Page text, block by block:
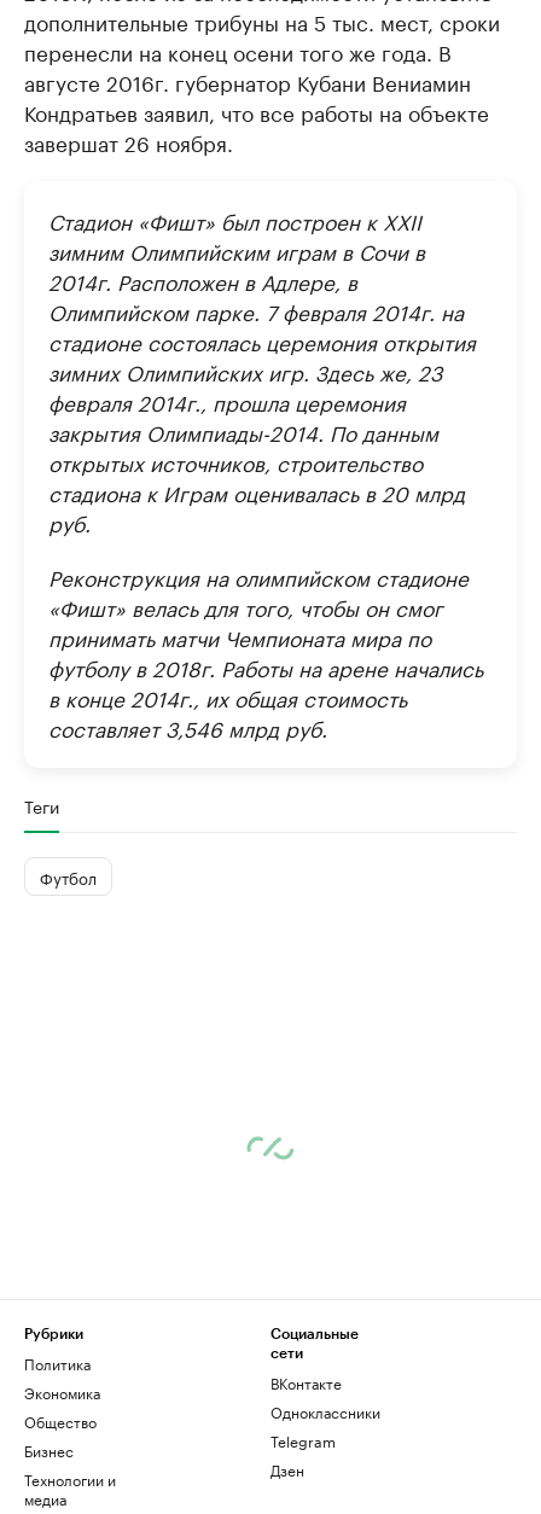
дополнительные трибуны на 5 тыс. мест, сроки
перенесли на конец осени того же года. В
августе 2016г. губернатор Кубани Вениамин
Кондратьев заявил, что все работы на объекте
завершат 26 ноября.
Стадион «Фишт» был построен к XXII
зимним Олимпийским играм в Сочи в
2014г. Расположен в Адлере, в
Олимпийском парке. 7 февраля 2014г. на
стадионе состоялась церемония открытия
зимних Олимпийских игр. Здесь же, 23
февраля 2014г., прошла церемония
закрытия Олимпиады-2014. По данным
открытых источников, строительство
стадиона к Играм оценивалась в 20 млрд
руб.
Реконструкция на олимпийском стадионе
«Фишт» велась для того, чтобы он смог
принимать матчи Чемпионата мира по
футболу в 2018г. Работы на арене начались
в конце 2014г., их общая стоимость
составляет 3,546 млрд руб.
Теги
Футбол
Рубрики
Политика
Экономика
Общество
Бизнес
Технологии и
медиа
Социальные
сети
ВКонтакте
Одноклассники
Telegram
Дзен